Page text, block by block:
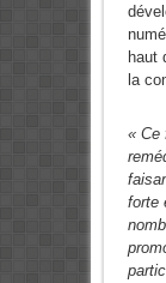
haut
la
« Ce
forte